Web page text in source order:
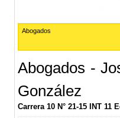
Abogados
Abogados -
González
Carrera 10 N° 21-15 INT 11